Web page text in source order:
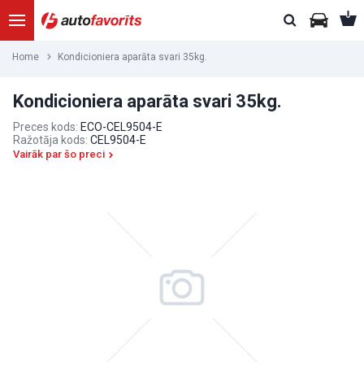
Home Kondicioniera aparāta svari 35kg.
Kondicioniera aparāta svari 35kg.
Preces kods: ECO-CEL9504-E
Ražotāja kods: CEL9504-E
Vairāk par šo preci